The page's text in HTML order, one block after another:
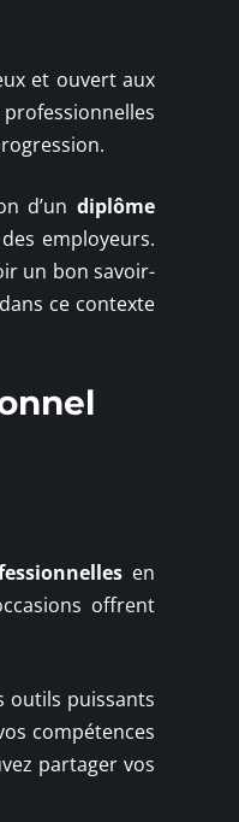
et ouvert aux
d’un diplôme
employeurs.
un bon savoir-
ce contexte
en
offrent
outils puissants
compétences
partager vos